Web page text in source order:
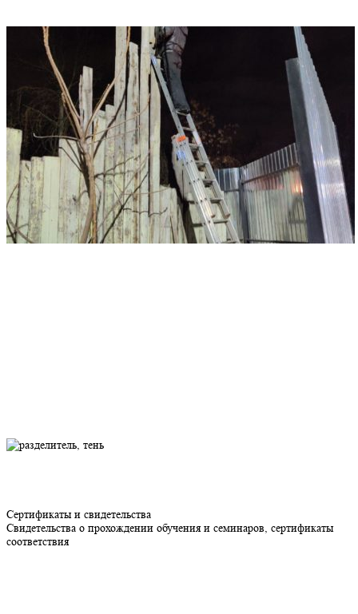
Сертификаты и свидетельства
Свидетельства о прохождении обучения и семинаров, сертификаты
соответствия